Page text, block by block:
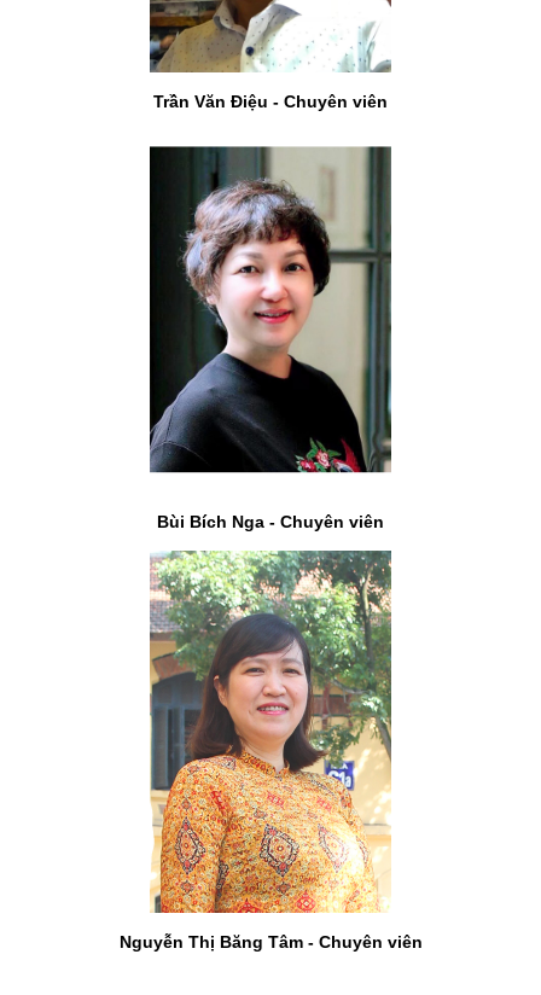
Trần Văn Điệu - Chuyên viên
Bùi Bích Nga - Chuyên viên
Nguyễn Thị Băng Tâm - Chuyên viên